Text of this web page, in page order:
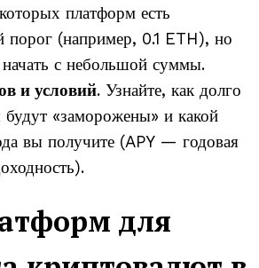
платформ есть
порог (например, 0.1 ETH), но
с небольшой суммы.
и условий. Узнайте, как долго
«заморожены» и какой
вы получите (APY — годовая
для